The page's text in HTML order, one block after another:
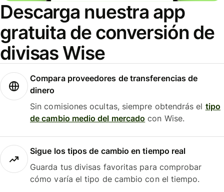
Descarga nuestra app
gratuita de conversión de
divisas Wise
Compara proveedores de transferencias de
dinero
Sin comisiones ocultas, siempre obtendrás el tipo
de cambio medio del mercado con Wise.
Sigue los tipos de cambio en tiempo real
Guarda tus divisas favoritas para comprobar
cómo varía el tipo de cambio con el tiempo.